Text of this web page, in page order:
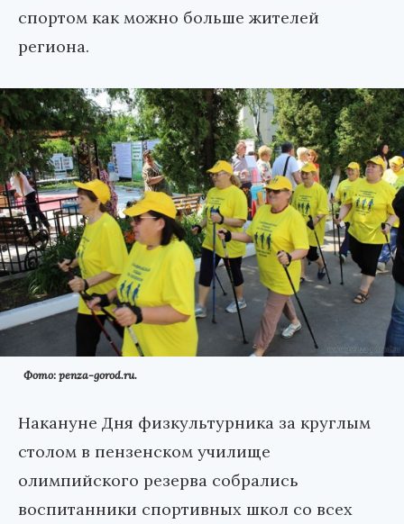
спортом как можно больше жителей
региона.
Фото: penza-gorod.ru.
Накануне Дня физкультурника за круглым
столом в пензенском училище
олимпийского резерва собрались
воспитанники спортивных школ со всех